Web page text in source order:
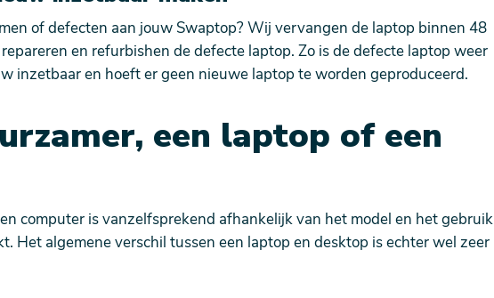
of defecten aan jouw Swaptop? Wij vervangen de laptop binnen 48
en refurbishen de defecte laptop. Zo is de defecte laptop weer
inzetbaar en hoeft er geen nieuwe laptop te worden geproduceerd.
een laptop of een
computer is vanzelfsprekend afhankelijk van het model en het gebruik
Het algemene verschil tussen een laptop en desktop is echter wel zeer